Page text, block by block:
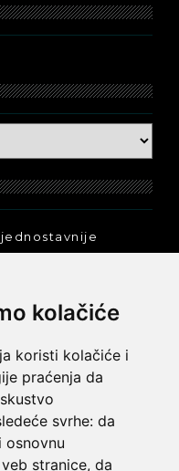
kolačiće
koristi kolačiće i
praćenja da
svrhe: da
osnovnu
stranice, da
ili were
ČEMU na